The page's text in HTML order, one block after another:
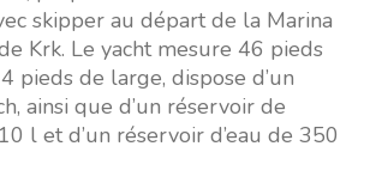
skipper au départ de la Marina
Krk. Le yacht mesure 46 pieds
pieds de large, dispose d’un
ainsi que d’un réservoir de
l et d’un réservoir d’eau de 350